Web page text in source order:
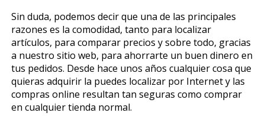
Sin duda, podemos decir que una de las principales
razones es la comodidad, tanto para localizar
artículos, para comparar precios y sobre todo, gracias
a nuestro sitio web, para ahorrarte un buen dinero en
tus pedidos. Desde hace unos años cualquier cosa que
quieras adquirir la puedes localizar por Internet y las
compras online resultan tan seguras como comprar
en cualquier tienda normal.